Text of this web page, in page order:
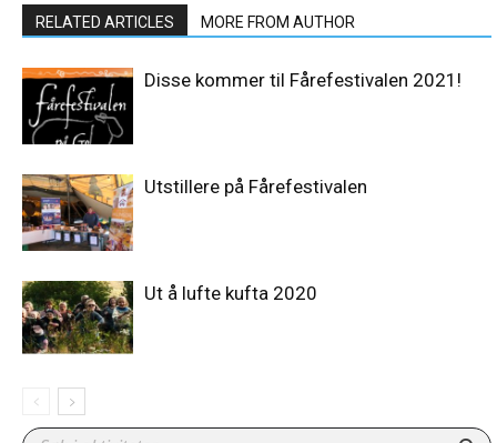
RELATED ARTICLES MORE FROM AUTHOR
Disse kommer til Fårefestivalen 2021!
Utstillere på Fårefestivalen
Ut å lufte kufta 2020